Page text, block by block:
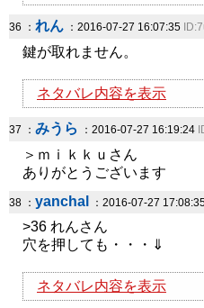
36 ： れん ：2016-07-27 16:07:35
鍵が取れません。
ネタバレ内容を表示
37 ： みうら ：2016-07-27 16:19:24
＞ｍｉｋｋｕさん
ありがとうございます
38 ： yanchal ：2016-07-27
>36 れんさん
穴を押しても・・・⇓
ネタバレ内容を表示